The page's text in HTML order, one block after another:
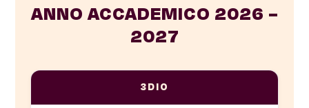
ANNO ACCADEMICO 2026 –
2027
3DIO